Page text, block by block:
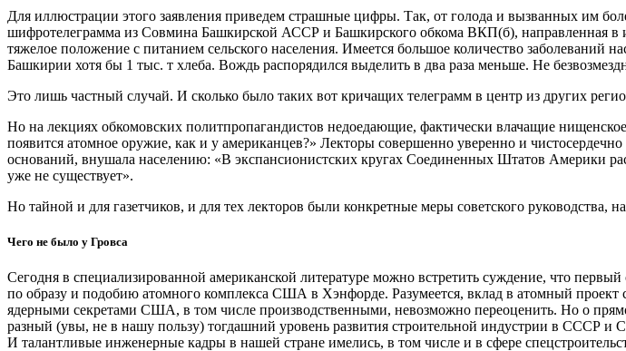
Для иллюстрации этого заявления приведем страшные цифры. Так, от голода и вызванных им
шифротелеграмма из Совмина Башкирской АССР и Башкирского обкома ВКП(б), направленная в
тяжелое положение с питанием сельского населения. Имеется большое количество заболеваний
Башкирии хотя бы 1 тыс. т хлеба. Вождь распорядился выделить в два раза меньше. Не
Это лишь частный случай. И сколько было таких вот кричащих телеграмм в центр из других
Но на лекциях обкомовских политпропагандистов недоедающие, фактически влачащие
появится атомное оружие, как и у американцев?» Лекторы совершенно уверенно и
оснований, внушала населению: «В экспансионистских кругах Соединенных Штатов Америки
уже не существует».
Но тайной и для газетчиков, и для тех лекторов были конкретные меры советского руководства,
Чего не было у Гровса
Сегодня в специализированной американской литературе можно встретить суждение, что
по образу и подобию атомного комплекса США в Хэнфорде. Разумеется, вклад в атомный проект
ядерными секретами США, в том числе производственными, невозможно переоценить. Но о
разный (увы, не в нашу пользу) тогдашний уровень развития строительной индустрии в СССР
И талантливые инженерные кадры в нашей стране имелись, в том числе и в сфере